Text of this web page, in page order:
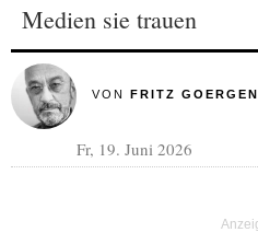
Medien sie trauen
VON FRITZ GOERGEN
Fr, 19. Juni 2026